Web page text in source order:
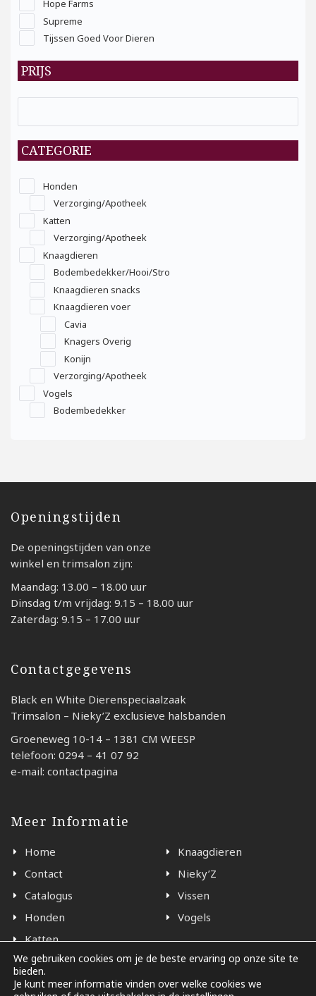
Hope Farms
Supreme
Tijssen Goed Voor Dieren
PRIJS
CATEGORIE
Honden
Verzorging/Apotheek
Katten
Verzorging/Apotheek
Knaagdieren
Bodembedekker/Hooi/Stro
Knaagdieren snacks
Knaagdieren voer
Cavia
Knagers Overig
Konijn
Verzorging/Apotheek
Vogels
Bodembedekker
Openingstijden
De openingstijden van onze
winkel en trimsalon zijn:
Maandag: 13.00 – 18.00 uur
Dinsdag t/m vrijdag: 9.15 – 18.00 uur
Zaterdag: 9.15 – 17.00 uur
Contactgegevens
Black en White Dierenspeciaalzaak
Trimsalon – Nieky’Z exclusieve halsbanden
Groeneweg 10-14 – 1381 CM WEESP
telefoon: 0294 – 41 07 92
e-mail: contactpagina
Meer Informatie
Home
Contact
Catalogus
Honden
Katten
Knaagdieren
Nieky’Z
Vissen
Vogels
© 2026 - Black en White Weesp
We gebruiken cookies om je de beste ervaring op onze site te
bieden.
Je kunt meer informatie vinden over welke cookies we